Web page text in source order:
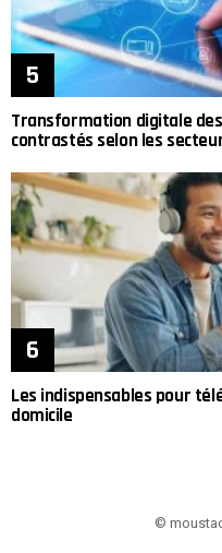
Transformation digitale
contrastés selon les
Les indispensables pour
domicile
©